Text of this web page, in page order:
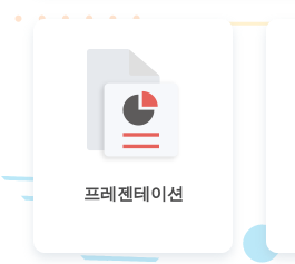
프레젠테이션